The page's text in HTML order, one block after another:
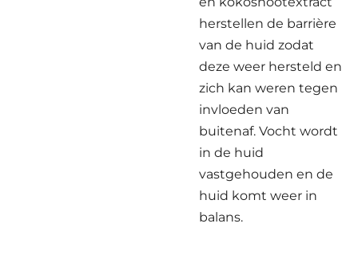
herstellen de barrière
van de huid zodat
deze weer hersteld en
zich kan weren tegen
invloeden van
buitenaf. Vocht wordt
in de huid
vastgehouden en de
huid komt weer in
balans.